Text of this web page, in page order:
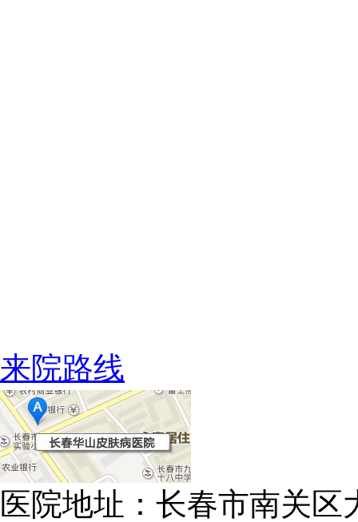
来院路线
医院地址：长春市南关区